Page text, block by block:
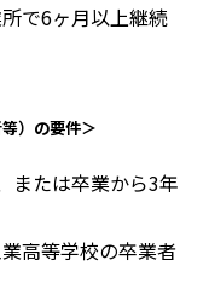
で6ヶ月以上継続
）の要件＞
または卒業から3年
高等学校の卒業者